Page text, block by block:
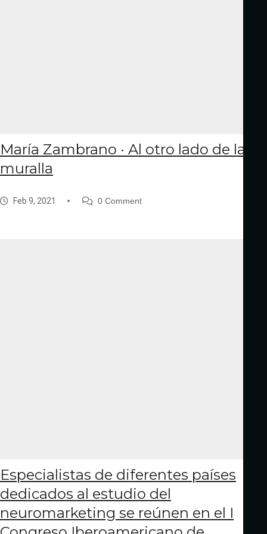
María Zambrano · Al otro lado de la
muralla
Feb 9, 2021 0 Comment
Especialistas de diferentes países
dedicados al estudio del
neuromarketing se reúnen en el I